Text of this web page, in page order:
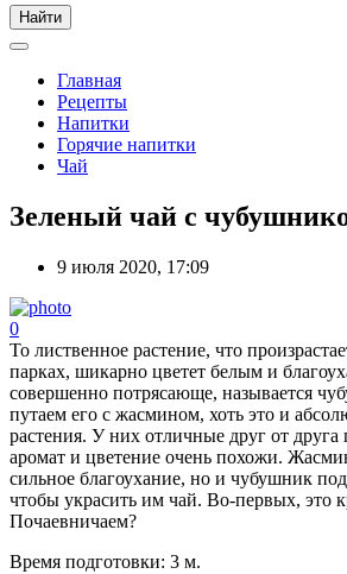
Главная
Рецепты
Напитки
Горячие напитки
Чай
Зеленый чай с
9 июля 2020, 17:09
0
То лиственное растение, что
парках, шикарно цветет белым и
совершенно потрясающе, называется
путаем его с жасмином, хоть это и
растения. У них отличные друг от друга
аромат и цветение очень похожи.
сильное благоухание, но и чубушник
чтобы украсить им чай. Во-первых, это
Почаевничаем?
Время подготовки: 3 м.